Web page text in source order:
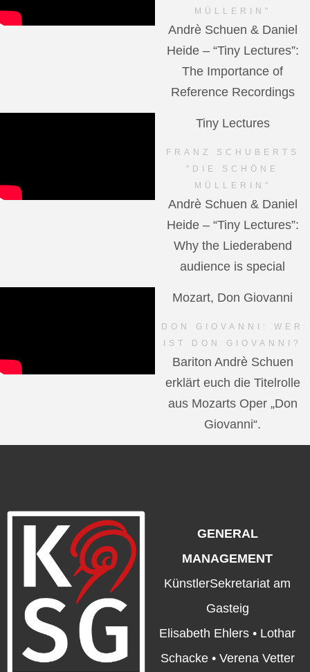
MÜLLERIN"
Andrè Schuen & Daniel
Heide – “Tiny Lectures”:
The Importance of
Reference Recordings
Tiny Lectures
FRANZ SCHUBERTS
"DIE SCHÖNE
MÜLLERIN"
Andrè Schuen & Daniel
Heide – “Tiny Lectures”:
Why the Liederabend
audience is special
Mozart, Don Giovanni
DON GIOVANNI: WER
IST DON GIOVANNI?
Bariton Andrè Schuen
erklärt euch die Titelrolle
aus Mozarts Oper „Don
Giovanni“.
GENERAL
MANAGEMENT
KünstlerSekretariat am
Gasteig
Elisabeth Ehlers • Lothar
Schacke • Verena Vetter